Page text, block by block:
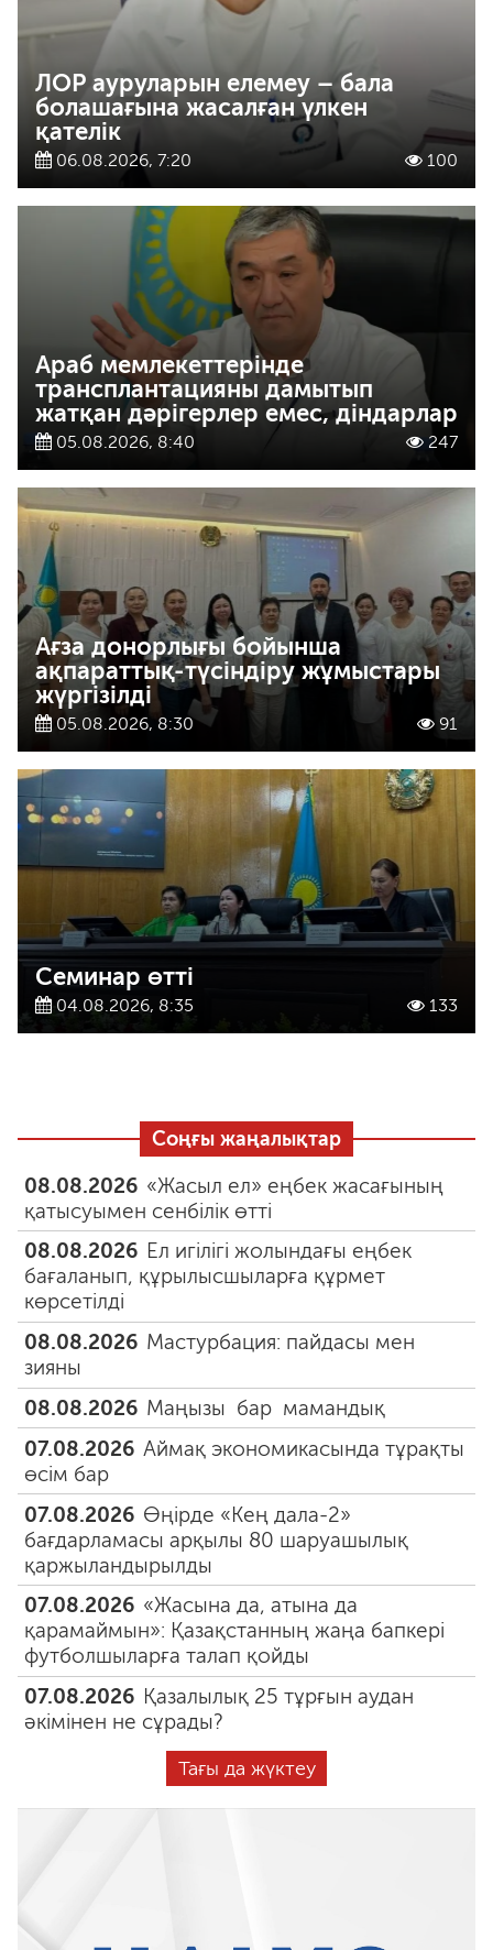
ЛОР ауруларын елемеу – бала
болашағына жасалған үлкен
қателік
06.08.2026, 7:20 100
Араб мемлекеттерінде
трансплантацияны дамытып
жатқан дәрігерлер емес, діндарлар
05.08.2026, 8:40 247
Ағза донорлығы бойынша
ақпараттық-түсіндіру жұмыстары
жүргізілді
05.08.2026, 8:30 91
Семинар өтті
04.08.2026, 8:35 133
Соңғы жаңалықтар
08.08.2026 «Жасыл ел» еңбек жасағының
қатысуымен сенбілік өтті
08.08.2026 Ел игілігі жолындағы еңбек
бағаланып, құрылысшыларға құрмет
көрсетілді
08.08.2026 Мастурбация: пайдасы мен
зияны
08.08.2026 Маңызы бар мамандық
07.08.2026 Аймақ экономикасында тұрақты
өсім бар
07.08.2026 Өңірде «Кең дала-2»
бағдарламасы арқылы 80 шаруашылық
қаржыландырылды
07.08.2026 «Жасына да, атына да
қарамаймын»: Қазақстанның жаңа бапкері
футболшыларға талап қойды
07.08.2026 Қазалылық 25 тұрғын аудан
әкімінен не сұрады?
Тағы да жүктеу